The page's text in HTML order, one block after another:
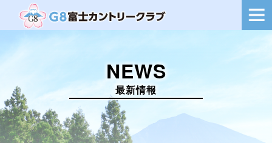
ー
シ
ョ
NEWS
最新情報